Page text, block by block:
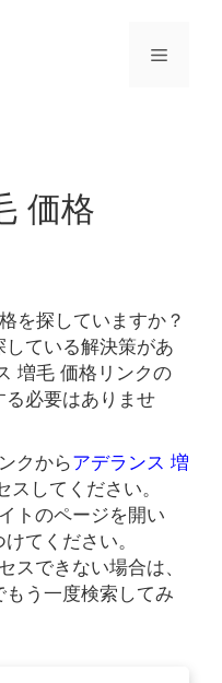
メ
価格
を探していますか？
ている解決策があ
増毛 価格リンクの
必要はありませ
クからアデランス 増
してください。
トのページを開い
てください。
スできない場合は、
う一度検索してみ